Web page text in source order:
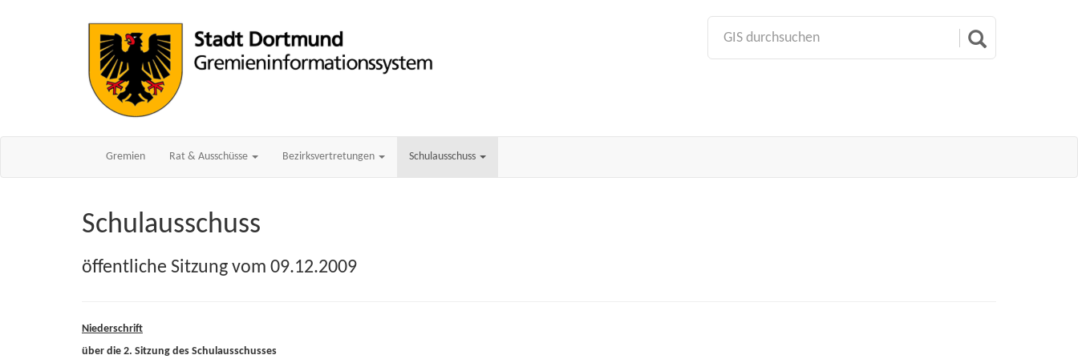
Gremien Rat & Ausschüsse Bezirksvertretungen Schulausschuss
Schulausschuss
öffentliche Sitzung vom 09.12.2009
Niederschrift
über die 2. Sitzung des Schulausschusses